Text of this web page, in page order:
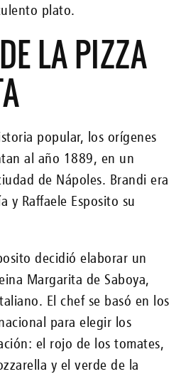
plato.
LA PIZZA
popular, los orígenes
al año 1889, en un
de Nápoles. Brandi era
y Raffaele Esposito su
decidió elaborar un
Margarita de Saboya,
El chef se basó en los
para elegir los
el rojo de los tomates,
y el verde de la